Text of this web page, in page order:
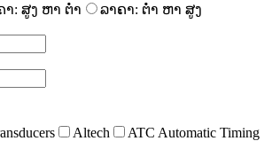
າ: ສູງ ຫາ ຕໍ່າ
ລາຄາ: ຕໍ່າ ຫາ ສູງ
Altech
ATC Automatic Timing